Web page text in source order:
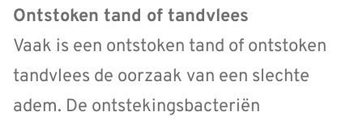
Ontstoken tand of tandvlees
Vaak is een ontstoken tand of ontstoken
tandvlees de oorzaak van een slechte
adem. De ontstekingsbacteriën